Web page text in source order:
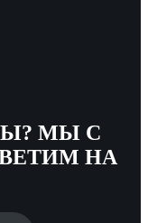
МЫ С
НА